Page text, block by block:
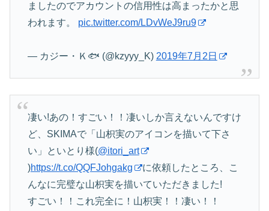
ましたのでアカウントの信用性は高まったかと思
われます。 pic.twitter.com/LDvWeJ9ru9
— カジー・Ｋ🐟 (@kzyyy_K) 2019年7月2日
凄い!あの！すごい！！凄いしか言えないんですけ
ど、SKIMAで「山枳実のアイコンを描いて下さ
い」といとり様(@itori_art
)https://t.co/QQFJohgakg
に依頼したところ、こ
んなに完璧な山枳実を描いていただきました!
すごい！！これ完全に！山枳実！！凄い！！